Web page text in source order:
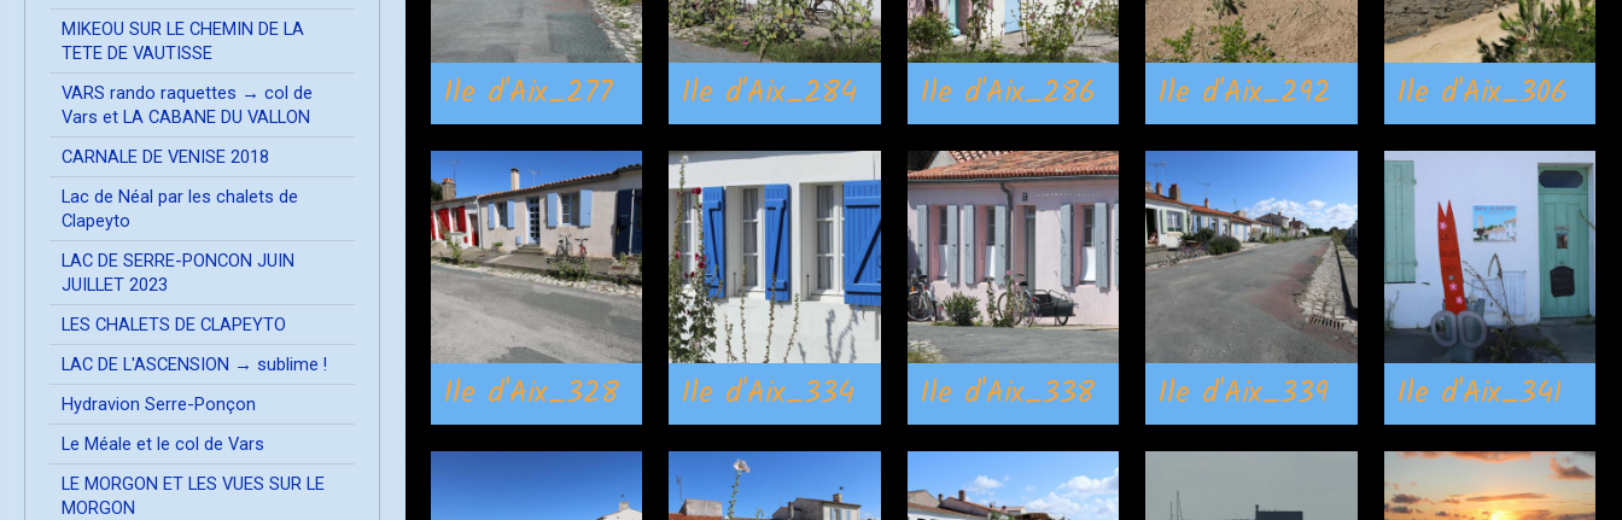
Ile d'Aix_277 Ile d'Aix_284 Ile d'Aix_286 Ile d'Aix_292 Ile d'Aix_306
Ile d'Aix_328 Ile d'Aix_334 Ile d'Aix_338 Ile d'Aix_339 Ile d'Aix_341
MIKEOU SUR LE CHEMIN DE LA
TETE DE VAUTISSE
VARS rando raquettes → col de
Vars et LA CABANE DU VALLON
CARNALE DE VENISE 2018
Lac de Néal par les chalets de
Clapeyto
LAC DE SERRE-PONCON JUIN
JUILLET 2023
LES CHALETS DE CLAPEYTO
LAC DE L'ASCENSION → sublime !
Hydravion Serre-Ponçon
Le Méale et le col de Vars
LE MORGON ET LES VUES SUR LE
MORGON